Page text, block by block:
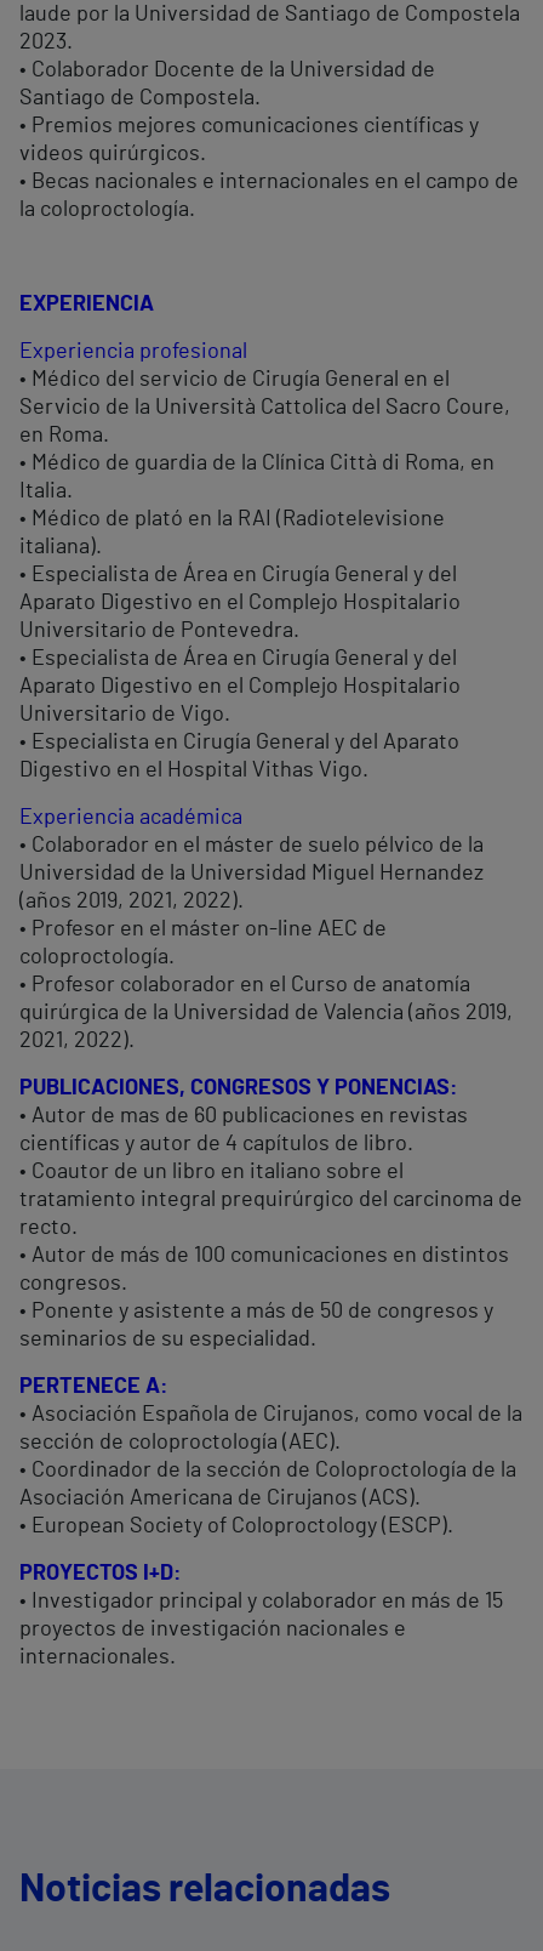
laude por la Universidad de Santiago de Compostela
2023.
• Colaborador Docente de la Universidad de
Santiago de Compostela.
• Premios mejores comunicaciones científicas y
videos quirúrgicos.
• Becas nacionales e internacionales en el campo de
la coloproctología.
EXPERIENCIA
Experiencia profesional
• Médico del servicio de Cirugía General en el
Servicio de la Università Cattolica del Sacro Coure,
en Roma.
• Médico de guardia de la Clínica Città di Roma, en
Italia.
• Médico de plató en la RAI (Radiotelevisione
italiana).
• Especialista de Área en Cirugía General y del
Aparato Digestivo en el Complejo Hospitalario
Universitario de Pontevedra.
• Especialista de Área en Cirugía General y del
Aparato Digestivo en el Complejo Hospitalario
Universitario de Vigo.
• Especialista en Cirugía General y del Aparato
Digestivo en el Hospital Vithas Vigo.
Experiencia académica
• Colaborador en el máster de suelo pélvico de la
Universidad de la Universidad Miguel Hernandez
(años 2019, 2021, 2022).
• Profesor en el máster on-line AEC de
coloproctología.
• Profesor colaborador en el Curso de anatomía
quirúrgica de la Universidad de Valencia (años 2019,
2021, 2022).
PUBLICACIONES, CONGRESOS Y PONENCIAS:
• Autor de mas de 60 publicaciones en revistas
científicas y autor de 4 capítulos de libro.
• Coautor de un libro en italiano sobre el
tratamiento integral prequirúrgico del carcinoma de
recto.
• Autor de más de 100 comunicaciones en distintos
congresos.
• Ponente y asistente a más de 50 de congresos y
seminarios de su especialidad.
PERTENECE A:
• Asociación Española de Cirujanos, como vocal de la
sección de coloproctología (AEC).
• Coordinador de la sección de Coloproctología de la
Asociación Americana de Cirujanos (ACS).
• European Society of Coloproctology (ESCP).
PROYECTOS I+D:
• Investigador principal y colaborador en más de 15
proyectos de investigación nacionales e
internacionales.
Noticias relacionadas